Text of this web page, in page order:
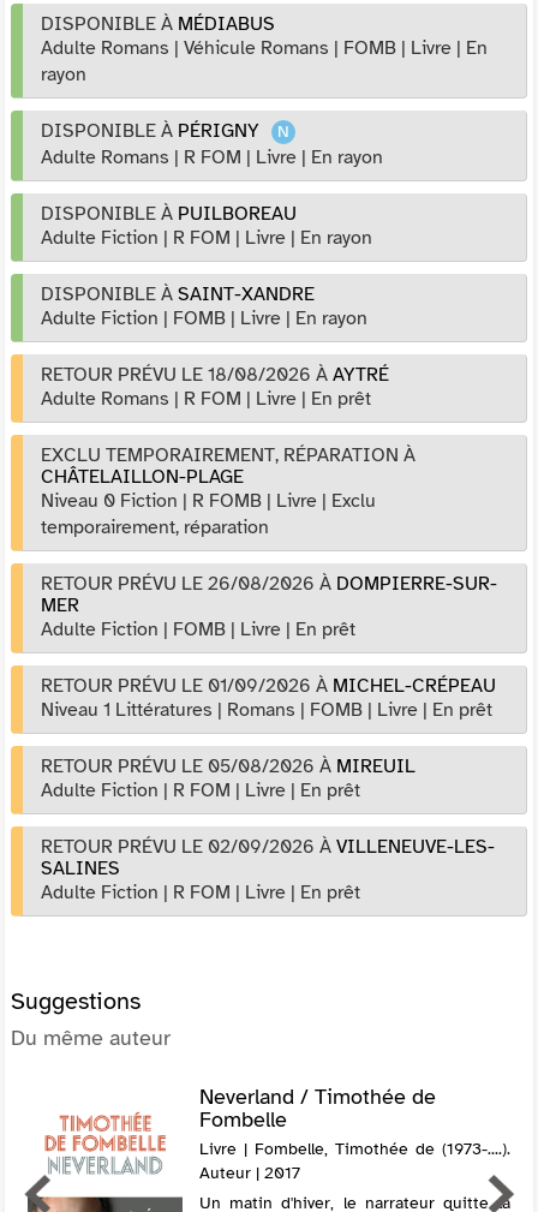
DISPONIBLE À MÉDIABUS
Adulte Romans | Véhicule Romans | FOMB | Livre | En
rayon
DISPONIBLE À PÉRIGNY
Adulte Romans | R FOM | Livre | En rayon
DISPONIBLE À PUILBOREAU
Adulte Fiction | R FOM | Livre | En rayon
DISPONIBLE À SAINT-XANDRE
Adulte Fiction | FOMB | Livre | En rayon
RETOUR PRÉVU LE 18/08/2026 À AYTRÉ
Adulte Romans | R FOM | Livre | En prêt
EXCLU TEMPORAIREMENT, RÉPARATION À
CHÂTELAILLON-PLAGE
Niveau 0 Fiction | R FOMB | Livre | Exclu
temporairement, réparation
RETOUR PRÉVU LE 26/08/2026 À DOMPIERRE-SUR-
MER
Adulte Fiction | FOMB | Livre | En prêt
RETOUR PRÉVU LE 01/09/2026 À MICHEL-CRÉPEAU
Niveau 1 Littératures | Romans | FOMB | Livre | En prêt
RETOUR PRÉVU LE 05/08/2026 À MIREUIL
Adulte Fiction | R FOM | Livre | En prêt
RETOUR PRÉVU LE 02/09/2026 À VILLENEUVE-LES-
SALINES
Adulte Fiction | R FOM | Livre | En prêt
Suggestions
Du même auteur
Neverland / Timothée de
Fombelle
Livre | Fombelle, Timothée de (1973-....).
Auteur | 2017
Un matin d'hiver, le narrateur quitte la